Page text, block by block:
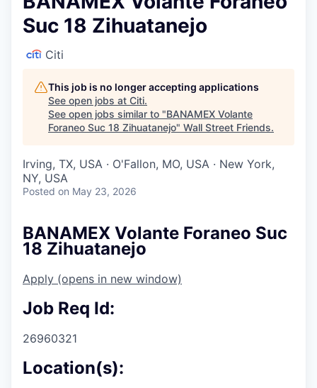
Suc 18 Zihuatanejo
Citi
This job is no longer accepting applications
See open jobs at Citi.
See open jobs similar to "BANAMEX Volante
Foraneo Suc 18 Zihuatanejo" Wall Street Friends.
Irving, TX, USA · O'Fallon, MO, USA · New York,
NY, USA
Posted on May 23, 2026
BANAMEX Volante Foraneo Suc
18 Zihuatanejo
Apply (opens in new window)
Job Req Id:
26960321
Location(s):